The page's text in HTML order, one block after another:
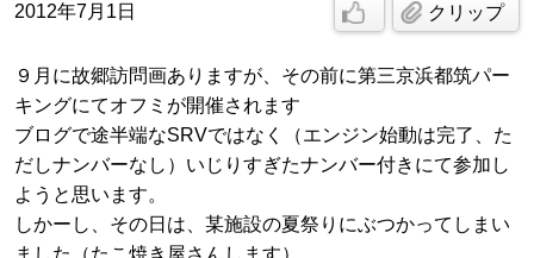
2012年7月1日 クリップ
９月に故郷訪問画ありますが、その前に第三京浜都筑パー
キングにてオフミが開催されます
ブログで途半端なSRVではなく（エンジン始動は完了、た
だしナンバーなし）いじりすぎたナンバー付きにて参加し
ようと思います。
しかーし、その日は、某施設の夏祭りにぶつかってしまい